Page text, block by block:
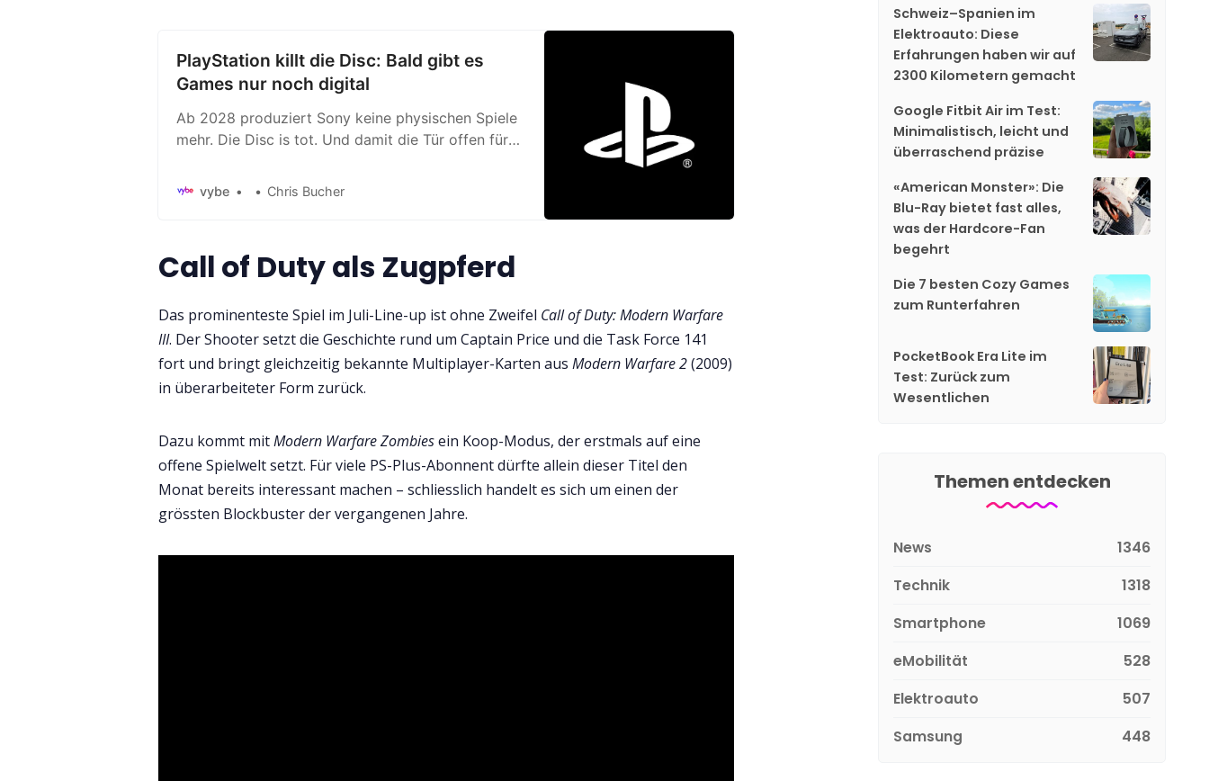
PlayStation killt die Disc: Bald gibt es
Games nur noch digital
Ab 2028 produziert Sony keine physischen Spiele
mehr. Die Disc is tot. Und damit die Tür offen für
vybe Chris Bucher
Call of Duty als Zugpferd
Das prominenteste Spiel im Juli-Line-up ist ohne Zweifel Call of Duty: Modern Warfare
III. Der Shooter setzt die Geschichte rund um Captain Price und die Task Force 141
fort und bringt gleichzeitig bekannte Multiplayer-Karten aus Modern Warfare 2(2009)
in überarbeiteter Form zurück.
Dazu kommt mitModern Warfare Zombiesein Koop-Modus, der erstmals auf eine
offene Spielwelt setzt. Für viele PS-Plus-Abonnent dürfte allein dieser Titel den
Monat bereits interessant machen – schliesslich handelt es sich um einen der
grössten Blockbuster der vergangenen Jahre.
Schweiz–Spanien im
Elektroauto: Diese
Erfahrungen haben wir auf
2300 Kilometern gemacht
Google Fitbit Air im Test:
Minimalistisch, leicht und
überraschend präzise
«American Monster»: Die
Blu-Ray bietet fast alles,
was der Hardcore-Fan
begehrt
Die 7 besten Cozy Games
zum Runterfahren
PocketBook Era Lite im
Test: Zurück zum
Wesentlichen
Themen entdecken
News
1346
Technik
1318
Smartphone
1069
eMobilität
528
Elektroauto
507
Samsung
448